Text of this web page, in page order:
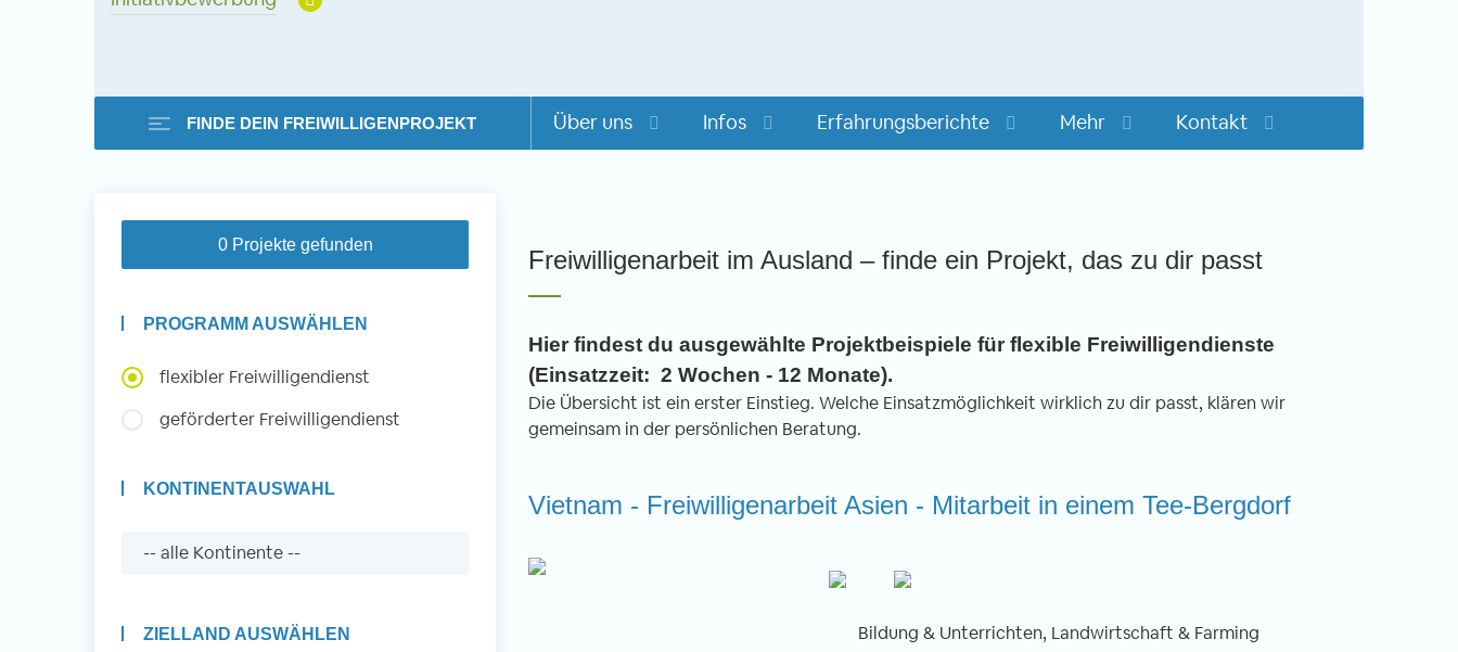
Freiwilligenarbeit im
Ausland -
Erfahrungsberichte
FINDE DEIN FREIWILLIGENPROJEKT Über uns Infos Erfahrungsberichte Mehr Kontakt
0 Projekte gefunden
PROGRAMM AUSWÄHLEN
flexibler Freiwilligendienst
geförderter Freiwilligendienst
KONTINENTAUSWAHL
ZIELLAND AUSWÄHLEN
Freiwilligenarbeit im Ausland – finde ein Projekt, das zu dir passt
Hier findest du ausgewählte Projektbeispiele für flexible Freiwilligendienste
(Einsatzzeit: 2 Wochen - 12 Monate).
Die Übersicht ist ein erster Einstieg. Welche Einsatzmöglichkeit wirklich zu dir passt, klären wir
gemeinsam in der persönlichen Beratung.
Vietnam - Freiwilligenarbeit Asien - Mitarbeit in einem Tee-Bergdorf
Bildung & Unterrichten, Landwirtschaft & Farming